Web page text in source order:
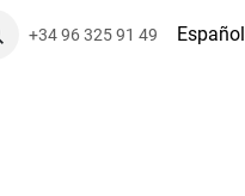
+34 96 325 91 49 Español